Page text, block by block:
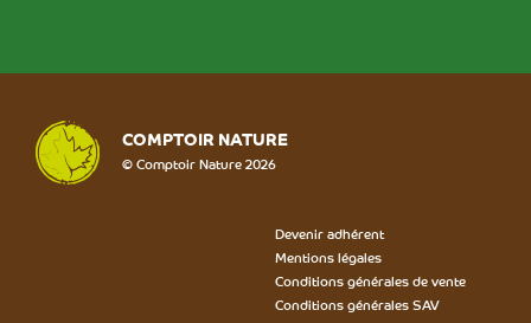
COMPTOIR NATURE
© Comptoir Nature 2026
Devenir adhérent
Mentions légales
Conditions générales de vente
Conditions générales SAV